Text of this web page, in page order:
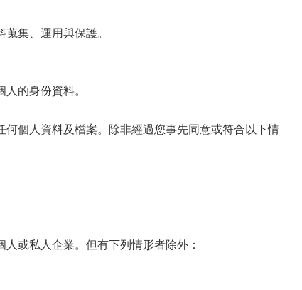
集、運用與保護。
的身份資料。
個人資料及檔案。除非經過您事先同意或符合以下情
或私人企業。但有下列情形者除外：